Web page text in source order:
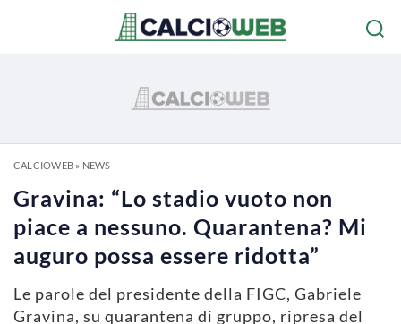
CALCIOWEB» NEWS
Gravina: “Lo stadio vuoto non
piace a nessuno. Quarantena? Mi
auguro possa essere ridotta”
Le parole del presidente della FIGC, Gabriele
Gravina, su quarantena di gruppo, ripresa del